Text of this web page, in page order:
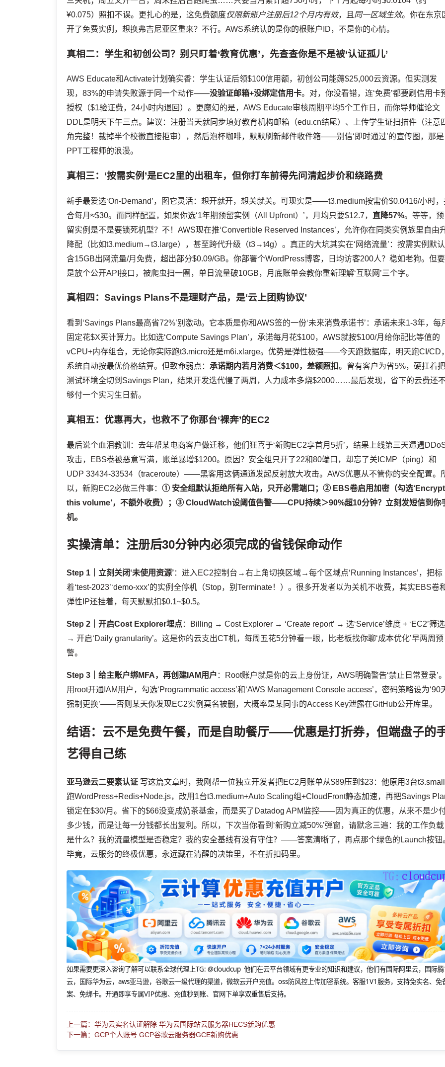
¥0.075）照扣不误。更扎心的是，这免费额度仅限新账户注册后12个月内有效，且 同一区域生效。你在东京
开了免费实例，想换弗吉尼亚区重来？不行。AWS系统认的是你的根账户ID，不是你的心情。
真相二：学生和初创公司？别只盯着‘教育优惠’，先查查你是不是被‘认证孤儿’
AWS Educate和Activate计划确实香：学生认证后领$100信用额，初创公司能薅$25,000云资源。但实测发
现，83%的申请失败源于同一个动作——没验证邮箱+没绑定信用卡。对，你没看错，连‘免费’都要刷信用卡
授权（$1验证费，24小时内退回）。更魔幻的是，AWS Educate审核周期平均5个工作日，而你导师催论文
DDL是明天下午三点。建议：注册当天就同步填好教育机构邮箱（edu.cn结尾）、上传学生证扫描件（注意
角完整！裁掉半个校徽直接拒审），然后泡杯咖啡，默默刷新邮件收件箱——别信‘即时通过’的宣传图，那是
PPT工程师的浪漫。
真相三：‘按需实例’是EC2里的出租车，但你打车前得先问清起步价和绕路费
新手最爱选‘On-Demand’，图它灵活：想开就开，想关就关。可现实是——t3.medium按需价$0.0416/小时，
合每月≈$30。而同样配置，如果你选‘1年期预留实例（All Upfront）’，月均只要$12.7， 直降57%。等等，预
留实例是不是要锁死机型？不！AWS现在推‘Convertible Reserved Instances’，允许你在同类实例族里自由
降配（比如t3.medium→t3.large），甚至跨代升级（t3→t4g）。真正的大坑其实在‘网络流量’：按需实例默认
含15GB出网流量/月免费，超出部分$0.09/GB。你部署个WordPress博客，日均访客200人？稳如老狗。但要
是放个公开API接口，被爬虫扫一圈，单日流量破10GB，月底账单会教你重新理解‘互联网’三个字。
真相四：Savings Plans不是理财产品，是‘云上团购协议’
看到‘Savings Plans最高省72%’别激动。它本质是你和AWS签的一份‘未来消费承诺书’：承诺未来1-3年，每
固定花$X买计算力。比如选‘Compute Savings Plan’，承诺每月花$100，AWS就按$100/月给你配比等值的
vCPU+内存组合，无论你实际跑t3.micro还是m6i.xlarge。优势是弹性极强——今天跑数据库，明天跑CI/CD，
系统自动按最优价格结算。但致命弱点： 承诺期内若月消费＜$100，差额照扣。曾有客户为省5%，硬扛着把
测试环境全切到Savings Plan，结果开发迭代慢了两周，人力成本多烧$2000……最后发现，省下的云费还
够付一个实习生日薪。
真相五：优惠再大，也救不了你那台‘裸奔’的EC2
最后说个血泪教训：去年帮某电商客户做迁移，他们狂喜于‘新购EC2享首月5折’，结果上线第三天遭遇
攻击，EBS卷被恶意写满，账单暴增$1200。原因？安全组只开了22和80端口，却忘了关ICMP（ping）和
UDP 33434-33534（traceroute）——黑客用这俩通道发起反射放大攻击。AWS优惠从不管你的安全配置。
以，新购EC2必做三件事：① 安全组默认拒绝所有入站，只开必需端口；② EBS卷启用加密（勾选‘Encrypt
this volume’，不额外收费）；③ CloudWatch设阈值告警——CPU持续＞90%超10分钟？立刻发短信到你
机。
实操清单：注册后30分钟内必须完成的省钱保命动作
Step 1｜立刻关闭‘未使用资源’：进入EC2控制台→右上角切换区域→每个区域点‘Running Instances’，把标
着‘test-2023’‘demo-xxx’的实例全停机（Stop，别Terminate！）。很多开发者以为关机不收费，其实EBS卷
弹性IP还挂着，每天默默扣$0.1~$0.5。
Step 2｜开启Cost Explorer埋点：Billing → Cost Explorer → ‘Create report’ → 选‘Service’维度 + ‘EC2’筛选
→ 开启‘Daily granularity’。这是你的云支出CT机，每周五花5分钟看一眼，比老板找你聊‘成本优化’早两周预
警。
Step 3｜给主账户绑MFA，再创建IAM用户 ：Root账户就是你的云上身份证，AWS明确警告‘禁止日常登录’。
用root开通IAM用户，勾选‘Programmatic access’和‘AWS Management Console access’，密码策略设为‘90
强制更换’——否则某天你发现EC2实例莫名被删，大概率是某同事的Access Key泄露在GitHub公开库里。
结语：云不是免费午餐，而是自助餐厅——优惠是打折券，但端盘子的
艺得自己练
亚马逊云二要素认证 写这篇文章时，我刚帮一位独立开发者把EC2月账单从$89压到$23：他原用3台t3.small
跑WordPress+Redis+Node.js，改用1台t3.medium+Auto Scaling组+CloudFront静态加速，再把Savings
锁定在$30/月。省下的$66没变成奶茶基金，而是买了Datadog APM监控——因为真正的优惠，从来不是少
多少钱，而是让每一分钱都长出复利。所以，下次当你看到‘新购立减50%’弹窗，请默念三遍：我的工作负载
是什么？我的流量模型是否稳定？我的安全基线有没有守住？——答案清晰了，再点那个绿色的Launch按钮
毕竟，云服务的终极优惠，永远藏在清醒的决策里，不在折扣码里。
如果需要更深入咨询了解可以联系全球代理上TG: @cloudcup 他们在云平台领域有更专业的知识和建议，他们有国际阿里云，国际
云，国际华为云，aws亚马逊，谷歌云一级代理的渠道，微软云开户充值。oss防风控上传加密系统。客服1V1服务，支持免实名、免
案、免绑卡。开通即享专属VIP优惠、充值秒到账、官网下单享双重售后支持。
上一篇：华为云实名认证解除 华为云国际站云服务器HECS新购优惠
下一篇：GCP个人账号 GCP谷歌云服务器GCE新购优惠